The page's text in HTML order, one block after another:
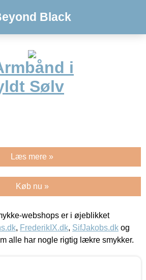
Black
i
Sølv
Læs mere »
Køb nu »
webshops er i øjeblikket
, FrederikIX.dk, SifJakobs.dk og
alle har nogle rigtig lækre smykker.